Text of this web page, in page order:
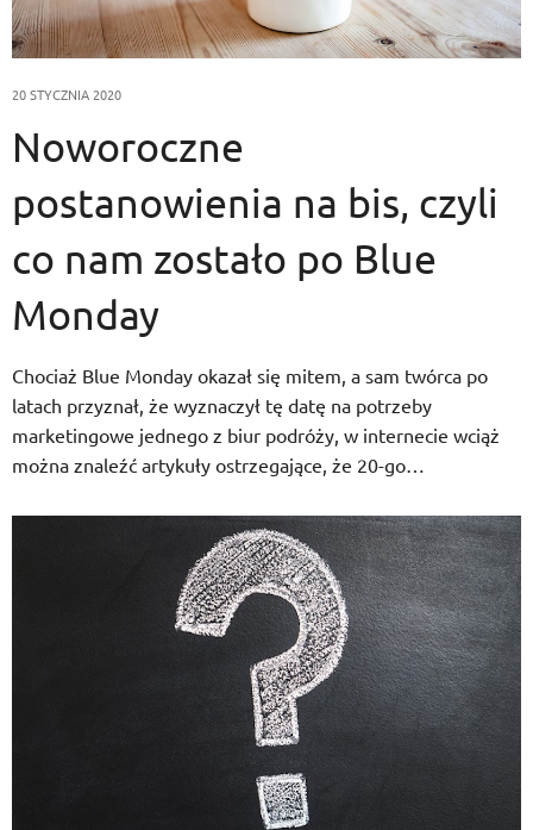
20 STYCZNIA 2020
Noworoczne
postanowienia na bis, czyli
co nam zostało po Blue
Monday
Chociaż Blue Monday okazał się mitem, a sam twórca po
latach przyznał, że wyznaczył tę datę na potrzeby
marketingowe jednego z biur podróży, w internecie wciąż
można znaleźć artykuły ostrzegające, że 20-go…